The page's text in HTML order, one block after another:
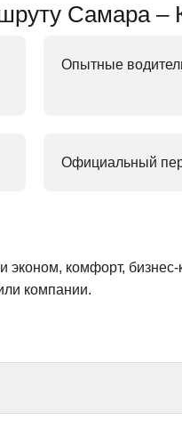
Самара –
Опытные
Официальный
комфорт,
компании.